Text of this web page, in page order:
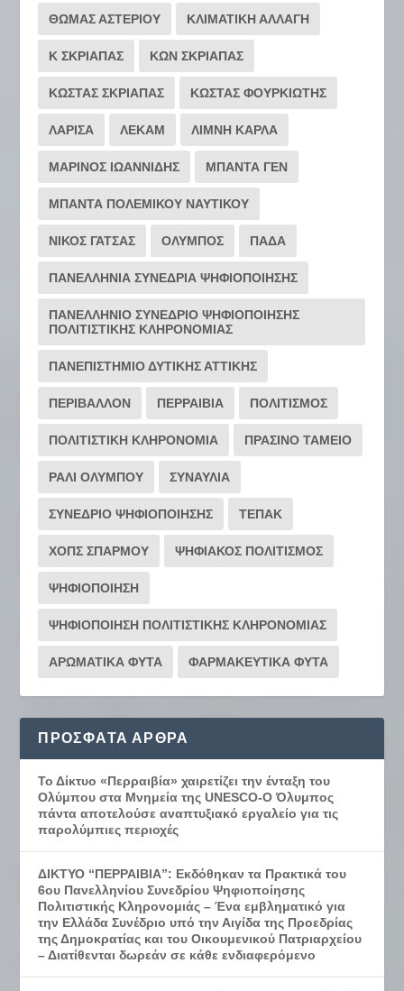
ΘΩΜΑΣ ΑΣΤΕΡΙΟΥ ΚΛΙΜΑΤΙΚΗ ΑΛΛΑΓΗ
Κ ΣΚΡΙΑΠΑΣ ΚΩΝ ΣΚΡΙΑΠΑΣ
ΚΩΣΤΑΣ ΣΚΡΙΑΠΑΣ ΚΩΣΤΑΣ ΦΟΥΡΚΙΩΤΗΣ
ΛΑΡΙΣΑ ΛΕΚΑΜ ΛΙΜΝΗ ΚΑΡΛΑ
ΜΑΡΙΝΟΣ ΙΩΑΝΝΙΔΗΣ ΜΠΑΝΤΑ ΓΕΝ
ΜΠΑΝΤΑ ΠΟΛΕΜΙΚΟΥ ΝΑΥΤΙΚΟΥ
ΝΙΚΟΣ ΓΑΤΣΑΣ ΟΛΥΜΠΟΣ ΠΑΔΑ
ΠΑΝΕΛΛΗΝΙΑ ΣΥΝΕΔΡΙΑ ΨΗΦΙΟΠΟΙΗΣΗΣ
ΠΑΝΕΛΛΗΝΙΟ ΣΥΝΕΔΡΙΟ ΨΗΦΙΟΠΟΙΗΣΗΣ
ΠΟΛΙΤΙΣΤΙΚΗΣ ΚΛΗΡΟΝΟΜΙΑΣ
ΠΑΝΕΠΙΣΤΗΜΙΟ ΔΥΤΙΚΗΣ ΑΤΤΙΚΗΣ
ΠΕΡΙΒΑΛΛΟΝ ΠΕΡΡΑΙΒΙΑ ΠΟΛΙΤΙΣΜΟΣ
ΠΟΛΙΤΙΣΤΙΚΗ ΚΛΗΡΟΝΟΜΙΑ ΠΡΑΣΙΝΟ ΤΑΜΕΙΟ
ΡΆΛΙ ΟΛΎΜΠΟΥ ΣΥΝΑΥΛΙΑ
ΣΥΝΕΔΡΙΟ ΨΗΦΙΟΠΟΙΗΣΗΣ ΤΕΠΑΚ
ΧΟΠΣ ΣΠΑΡΜΟΥ ΨΗΦΙΑΚΟΣ ΠΟΛΙΤΙΣΜΟΣ
ΨΗΦΙΟΠΟΙΗΣΗ
ΨΗΦΙΟΠΟΙΗΣΗ ΠΟΛΙΤΙΣΤΙΚΗΣ ΚΛΗΡΟΝΟΜΙΑΣ
ΑΡΩΜΑΤΙΚΑ ΦΥΤΑ ΦΑΡΜΑΚΕΥΤΙΚΑ ΦΥΤΑ
ΠΡΌΣΦΑΤΑ ΆΡΘΡΑ
Το Δίκτυο «Περραιβία» χαιρετίζει την ένταξη του
Ολύμπου στα Μνημεία της UNESCO-Ο Όλυμπος
πάντα αποτελούσε αναπτυξιακό εργαλείο για τις
παρολύμπιες περιοχές
ΔΙΚΤΥΟ “ΠΕΡΡΑΙΒΙΑ”: Εκδόθηκαν τα Πρακτικά του
6ου Πανελληνίου Συνεδρίου Ψηφιοποίησης
Πολιτιστικής Κληρονομιάς – Ένα εμβληματικό για
την Ελλάδα Συνέδριο υπό την Αιγίδα της Προεδρίας
της Δημοκρατίας και του Οικουμενικού Πατριαρχείου
– Διατίθενται δωρεάν σε κάθε ενδιαφερόμενο